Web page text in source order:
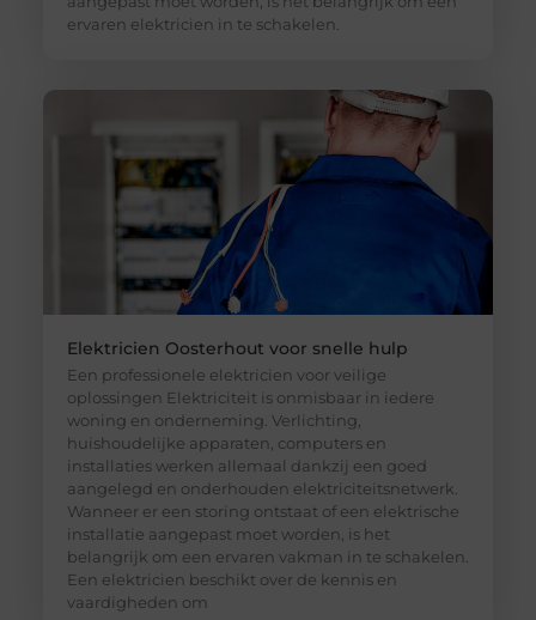
ervaren elektricien in te schakelen.
Elektricien Oosterhout voor snelle hulp
Een professionele elektricien voor veilige
oplossingen Elektriciteit is onmisbaar in iedere
woning en onderneming. Verlichting,
huishoudelijke apparaten, computers en
installaties werken allemaal dankzij een goed
aangelegd en onderhouden elektriciteitsnetwerk.
Wanneer er een storing ontstaat of een elektrische
installatie aangepast moet worden, is het
belangrijk om een ervaren vakman in te schakelen.
Een elektricien beschikt over de kennis en
vaardigheden om